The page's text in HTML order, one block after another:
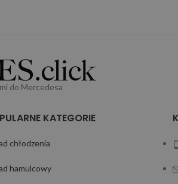
do Mercedesa
KATEGORIE
chłodzenia
hamulcowy